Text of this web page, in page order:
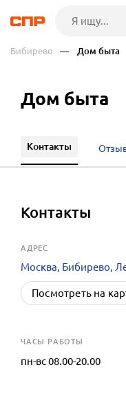
Бибирево — Дом быта
Дом быта
Контакты
Контакты
АДРЕС
Москва, Бибирево,
Посмотреть на
ЧАСЫ РАБОТЫ
пн-вс 08.00-20.00